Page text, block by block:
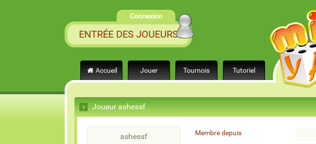
Connexion
ENTRÉE DES JOUEURS
Accueil Jouer Tournois Tutoriel
Joueur ashessf
ashessf Membre depuis